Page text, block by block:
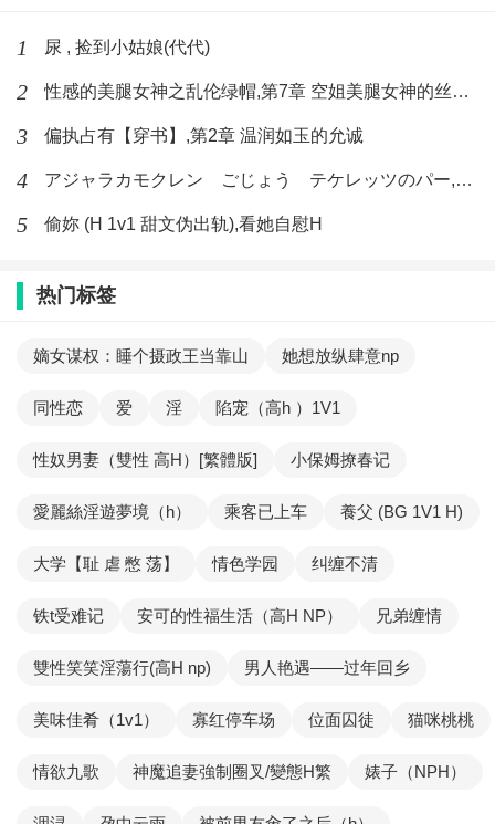
1 尿 , 捡到小姑娘(代代)
2 性感的美腿女神之乱伦绿帽,第7章 空姐美腿女神的丝袜足交
3 偏执占有【穿书】,第2章 温润如玉的允诚
4 アジャラカモクレン ごじょう テケレッツのパー,【No. 42 Rube Goldberg Machine】十四
5 偷妳 (H 1v1 甜文伪出轨),看她自慰H
热门标签
嫡女谋权：睡个摄政王当靠山 她想放纵肆意np
同性恋 爱 淫 陷宠（高h ）1V1
性奴男妻（雙性 高H）[繁體版] 小保姆撩春记
愛麗絲淫遊夢境（h） 乘客已上车 養父 (BG 1V1 H)
大学【耻 虐 憋 荡】 情色学园 纠缠不清
铁t受难记 安可的性福生活（高H NP） 兄弟缠情
雙性笑笑淫蕩行(高H np) 男人艳遇——过年回乡
美味佳肴（1v1） 寡红停车场 位面囚徒 猫咪桃桃
情欲九歌 神魔追妻強制圈叉/變態H繁 婊子（NPH）